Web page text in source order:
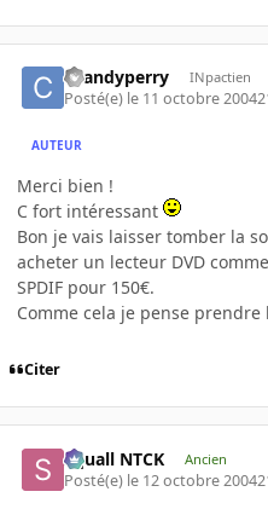
chandyperry INpactien
Posté(e) le 11 octobre 2004
AUTEUR
Merci bien !
C fort intéressant
Bon je vais laisser tomber la
acheter un lecteur DVD
SPDIF pour 150€.
Comme cela je pense prendre
Citer
Squall NTCK Ancien
Posté(e) le 12 octobre 2004